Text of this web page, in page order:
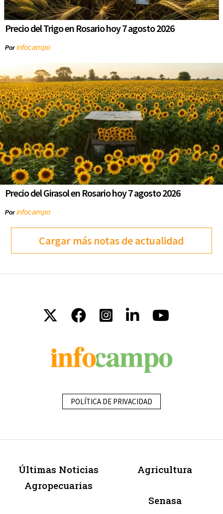
Precio del Trigo en Rosario hoy 7 agosto 2026
Porinfocampo
Precio del Girasol en Rosario hoy 7 agosto 2026
Porinfocampo
Cargar más notas de actualidad
POLÍTICA DE PRIVACIDAD
Últimas Noticias
Agropecuarias
Agricultura
Senasa